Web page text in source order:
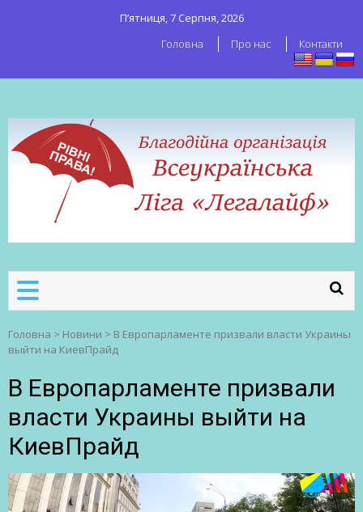
П’ятниця, 7 Серпня, 2026
Головна
Про нас Контакти
робітників
Головна > Новини > В Европарламенте призвали власти Украины
выйти на КиевПрайд
В Европарламенте призвали
власти Украины выйти на
КиевПрайд